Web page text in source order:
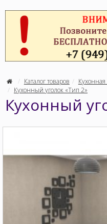
Каталог товаров
Кухонный уголок «Тип 2»
Кухонный